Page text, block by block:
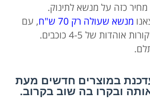
כזה על מנשא לתינוק.
מנשא שעולה רק 70 ש"ח
, עם
למעלה מ- 40 ביקורות אוהדות של 4-5 כוכבים.
במוצרים חדשים מעת
ובקרו בה שוב בקרוב.